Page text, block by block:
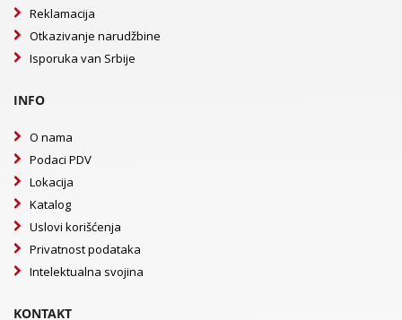
Reklamacija
Otkazivanje narudžbine
Isporuka van Srbije
INFO
O nama
Podaci PDV
Lokacija
Katalog
Uslovi korišćenja
Privatnost podataka
Intelektualna svojina
KONTAKT